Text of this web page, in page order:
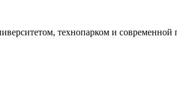
технопарком и